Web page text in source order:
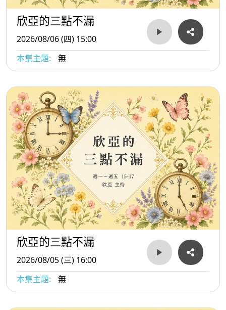
欣亞的三點不漏
2026/08/06 (四) 15:00
本集主題:
無
欣亞的三點不漏
2026/08/05 (三) 16:00
本集主題:
無